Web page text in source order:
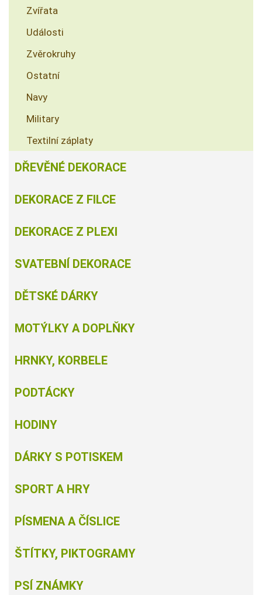
Zvířata
Události
Zvěrokruhy
Ostatní
Navy
Military
Textilní záplaty
DŘEVĚNÉ DEKORACE
DEKORACE Z FILCE
DEKORACE Z PLEXI
SVATEBNÍ DEKORACE
DĚTSKÉ DÁRKY
MOTÝLKY A DOPLŇKY
HRNKY, KORBELE
PODTÁCKY
HODINY
DÁRKY S POTISKEM
SPORT A HRY
PÍSMENA A ČÍSLICE
ŠTÍTKY, PIKTOGRAMY
PSÍ ZNÁMKY